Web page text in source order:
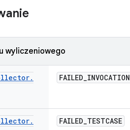
wyliczeniowego
.
FAILED_INVOCATION
.
FAILED_TESTCASE